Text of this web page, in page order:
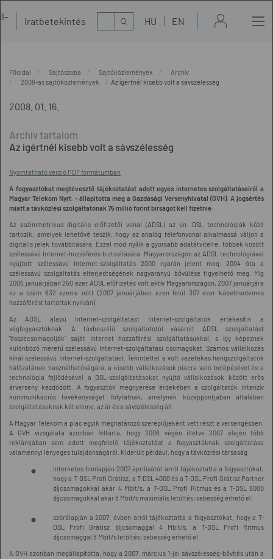
Iratbetekintés Kereső HU EN
Főoldal Sajtószoba Sajtóközlemények
Archív
2008-as sajtóközlemények
Az ígértnél kisebb volt a sávszélesség
2008. 01. 16.
Az ígértnél kisebb volt a sávszélesség
Nyomtatható verzió PDF formátumban
A fogyasztókat megtévesztő tájékoztatást adott egyes internetes szolgáltatásairól a
Magyar Telekom Nyrt. - állapította meg a Gazdasági Versenyhivatal (GVH). A jogsértés
miatt a távközlési szolgáltatónak 75 millió forint bírságot kell fizetnie.
Az aszimmetrikus digitális előfizetői vonal (ADSL) az ún. DSL technológiák közé
tartozik, amelyek lehetővé teszik, hogy az analóg telefonvonal alkalmassá váljon a
digitális jelek továbbítására. Ezzel mód nyílik a gyorsabb adatátvitelre, többek között
szélessávú Internet-hozzáférés biztosítására. Magyarországon az ADSL technológiával
nyújtott szélessávú Internet-szolgáltatás 2000 nyarán jelent meg. 2004 óta a
szélessávú szolgáltatás elterjedtségének nagyarányú bővülése figyelhető meg. Míg
2005 januárjában 250 ezer ADSL előfizetés volt aktív Magyarországon, 2007 januárjára
ez a szám 632 ezerre nőtt (2007 januárjában ezen felül 307 ezer kábelmodemes
hozzáférést tartottak nyilván).
Az ADSL alapú Internet-szolgáltatást Internet-szolgáltatók értékesítik a
végfogyasztóknak. A távbeszélő szolgáltatótól vásárolt ADSL szolgáltatást
"összecsomagolják" saját Internet hozzáférési szolgáltatásukkal, s így képeznek
különböző méretű szélessávú Internet-szolgáltatási csomagokat. Számos vállalkozás
kínál szélessávú Internet-szolgáltatást. Tekintettel a volt vezetékes hangszolgáltatók
hálózatának használhatóságára, a kisebb vállalkozások piacra való belépésével és a
technológia fejlődésével a DSL-szolgáltatásokat nyújtó vállalkozások között erős
árverseny kezdődött. A fogyasztók megnyerése érdekében a szolgáltatók intenzív
kommunikációs tevékenységet folytatnak, amelynek középpontjában általában
szolgáltatásuknak két eleme, az ár és a sávszélesség áll.
A Magyar Telekom a piac egyik meghatározó szereplőjeként vett részt a versengésben.
A GVH vizsgálata azonban feltárta, hogy 2006 végén illetve 2007 elején több
reklámjában sem adott megfelelő tájékoztatást a fogyasztóknak szolgáltatása
valamennyi lényeges tulajdonságáról. Kiderült például, hogy a távközlési társaság
internetes honlapján 2007 áprilisától arról tájékoztatta a fogyasztókat,
hogy a T-DSL Profi Grátisz, a T-DSL 4000 és a T-DSL Profi Grátisz Partner
díjcsomagokkal akár 4 Mbit/s, a T-DSL Profi Ritmus és a T-DSL 8000
díjcsomagokkal akár 8 Mbit/s maximális letöltési sebesség érhető el,
szórólapján a 2007. évben arról tájékoztatta a fogyasztókat, hogy a T-
DSL Profi Grátisz díjcsomaggal 4 Mbit/s, a T-DSL Profi Ritmus
díjcsomaggal 8 Mbit/s letöltési sebesség érhető el.
A GVH azonban megállapította, hogy a 2007. március 1-jei sávszélesség-bővítés után a